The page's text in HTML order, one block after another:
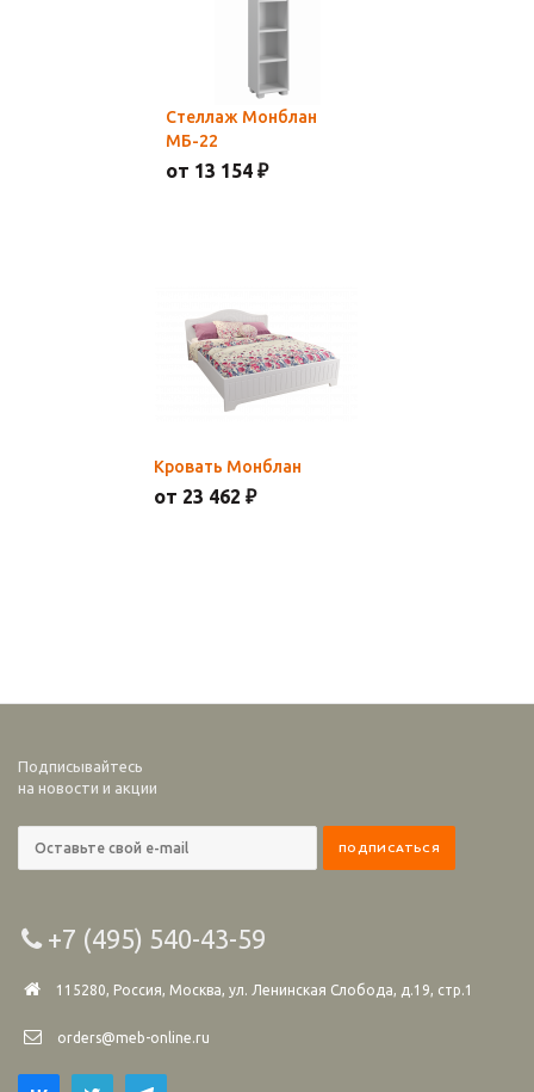
Стеллаж Монблан
МБ-22
от 13 154 ₽
Кровать Монблан
от 23 462 ₽
Подписывайтесь
на новости и акции
+7 (495) 540-43-59
115280, Россия, Москва, ул. Ленинская Слобода, д.19, стр.1
orders@meb-online.ru